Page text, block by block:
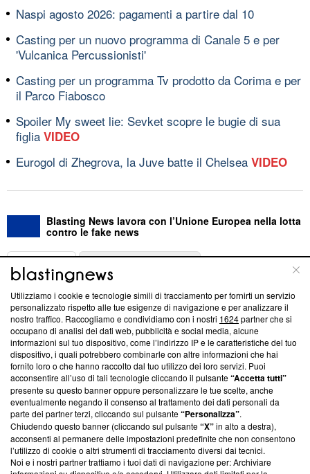
Naspi agosto 2026: pagamenti a partire dal 10
Casting per un nuovo programma di Canale 5 e per
'Vulcanica Percussionisti'
Casting per un programma Tv prodotto da Corima e per
il Parco Fiabosco
Spoiler My sweet lie: Sevket scopre le bugie di sua
figlia VIDEO
Eurogol di Zhegrova, la Juve batte il Chelsea VIDEO
Blasting News lavora con l’Unione Europea nella lotta
contro le fake news
ABOUT
Questa sezione offre informazioni trasparenti su Blasting
News, sui nostri processi editoriali e su come ci impegniamo a
creare news di qualità. Inoltre, afferma la nostra aderenza a
‘Trust Project - News with Integrity’Blasting News non è
ancora membro del programma, ma ha richiesto di farne
parte; Trust Project non ha ancora effettuato una verifica di
conformità agli standard.
Su di noi
Team editoriale
Corporate
Utilizziamo i cookie e tecnologie simili di tracciamento per fornirti un servizio
personalizzato rispetto alle tue esigenze di navigazione e per analizzare il
nostro traffico. Raccogliamo e condividiamo con i nostri 1624partner che si
occupano di analisi dei dati web, pubblicità e social media, alcune
informazioni sul tuo dispositivo, come l’indirizzo IP e le caratteristiche del tuo
dispositivo, i quali potrebbero combinarle con altre informazioni che hai
fornito loro o che hanno raccolto dal tuo utilizzo dei loro servizi. Puoi
acconsentire all’uso di tali tecnologie cliccando il pulsante“Accetta tutti”
presente su questo banner oppure personalizzare le tue scelte, anche
eventualmente negando il consenso al trattamento dei dati personali da
parte dei partner terzi, cliccando sul pulsante“Personalizza”.
Chiudendo questo banner (cliccando sul pulsante“X”in alto a destra),
acconsenti al permanere delle impostazioni predefinite che non consentono
l’utilizzo di cookie o altri strumenti di tracciamento diversi dai tecnici.
Noi e i nostri partner trattiamo i tuoi dati di navigazione per: Archiviare